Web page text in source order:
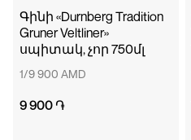
Գինի «Durnberg Tradition
Gruner Veltliner»
սպիտակ, չոր 750մլ
1/9 900 AMD
9 900 ֏